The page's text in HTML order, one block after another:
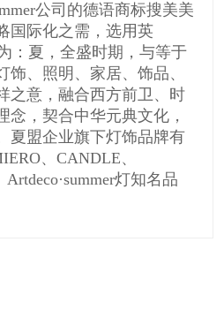
公司的德语商标搜美美
国际化之需，选用英
：夏，全盛时期，与等于
饰、照明、家居、饰品、
之意，融合西方前卫、时
念，契合中华元典文化，
夏盟企业旗下灯饰品牌有
、CANDLE、
灯知名品